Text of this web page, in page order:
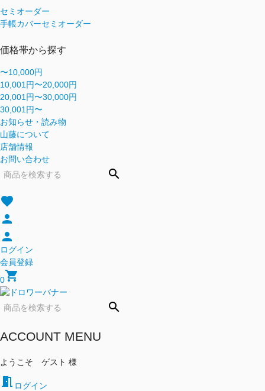
セミオーダー
手帳カバーセミオーダー
価格帯から探す
〜10,000円
10,001円〜20,000円
20,001円〜30,000円
30,001円〜
お知らせ・読み物
山藤について
店舗情報
お問い合わせ
search
favorite
person
person
ログイン
会員登録
0shopping_cart
search
ACCOUNT MENU
ようこそ ゲスト 様
meeting_room ログイン